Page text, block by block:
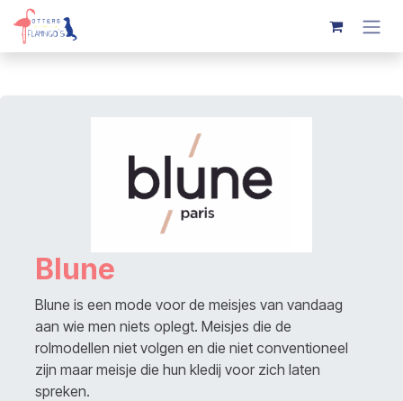
Overslaan naar inhoud
Blune
Blune is een mode voor de meisjes van vandaag
aan wie men niets oplegt. Meisjes die de
rolmodellen niet volgen en die niet conventioneel
zijn maar meisje die hun kledij voor zich laten
spreken.